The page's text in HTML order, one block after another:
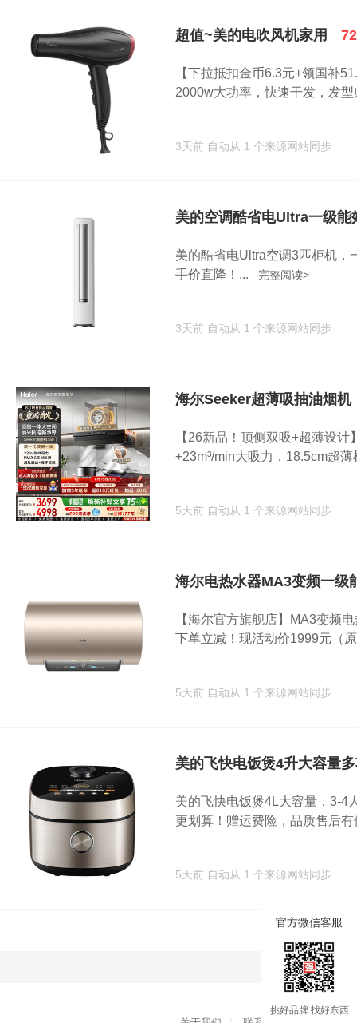
超值~美的电吹风机家用
【下拉抵扣金币6.3元+领国补
2000w大功率，快速干发，发型
3天前 自动从 1 个来源网站同步
美的空调酷省电Ultra一级能
美的酷省电Ultra空调3匹柜机，
手价直降！...
完整阅读>
3天前 自动从 1 个来源网站同步
海尔Seeker超薄吸抽油烟机
【26新品！顶侧双吸+超薄设
+23m³/min大吸力，18.5cm超
5天前 自动从 1 个来源网站同步
海尔电热水器MA3变频一级
【海尔官方旗舰店】MA3变频
下单立减！现活动价1999元（
5天前 自动从 1 个来源网站同步
美的飞快电饭煲4升大容量
美的飞快电饭煲4L大容量，3-4
更划算！赠运费险，品质售后有
5天前 自动从 1 个来源网站同步
加
官方微信客服
挑好品牌 找好东西